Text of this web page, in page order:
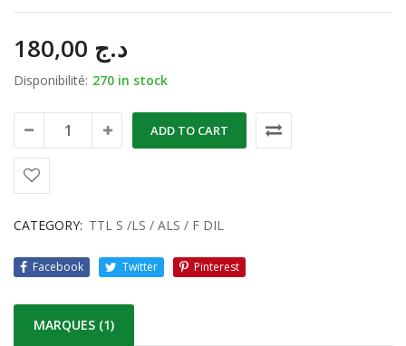
د.ج
Disponibilité: 270 in stock
ADD TO CART
CATEGORY: TTL S /LS / ALS / F DIL
Facebook Twitter Pinterest
MARQUES (1)